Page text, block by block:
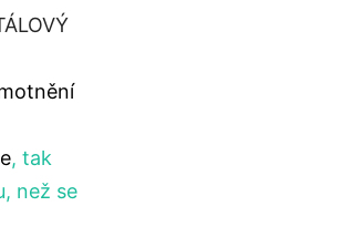
, tak
než se